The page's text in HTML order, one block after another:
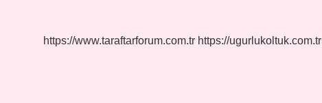
https://www.taraftarforum.com.tr https://ugurlukoltuk.com.tr